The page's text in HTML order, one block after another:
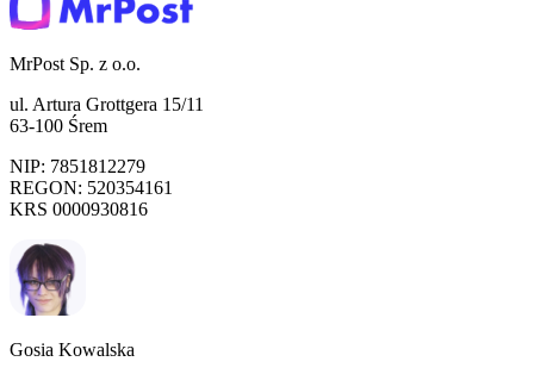
MrPost Sp. z o.o.
ul. Artura Grottgera 15/11
63-100 Śrem
NIP: 7851812279
REGON: 520354161
KRS 0000930816
Gosia Kowalska